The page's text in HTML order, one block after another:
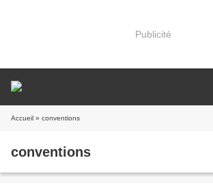
Publicité
Accueil » conventions
conventions